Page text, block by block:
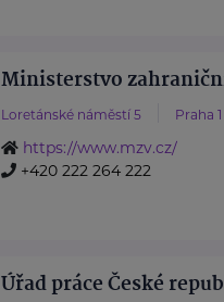
Ministerstvo
Loretánské náměstí 5 Praha
https://www.mzv.cz/
+420 222 264 222
Úřad práce České